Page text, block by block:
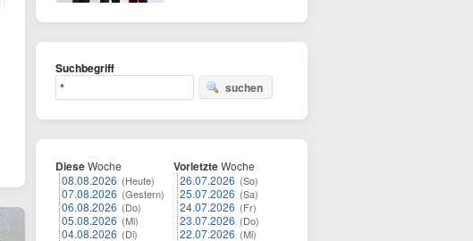
Suchbegriff
suchen
DieseWoche
08.08.2026 (Heute)
07.08.2026 (Gestern)
06.08.2026 (Do)
05.08.2026 (Mi)
04.08.2026 (Di)
VorletzteWoche
26.07.2026 (So)
25.07.2026 (Sa)
24.07.2026 (Fr)
23.07.2026 (Do)
22.07.2026 (Mi)